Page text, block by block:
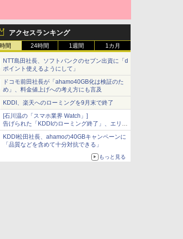
アクセスランキング
間 24時間 1週間 1カ月
NTT島田社長、ソフトバンクのセブン出資に「d
ポイント使えるようにして」
ドコモ前田社長が「ahamo40GB化は検証のた
め」、料金値上げへの考え方にも言及
KDDI、楽天へのローミングを9月末で終了
[石川温の「スマホ業界 Watch」]
告げられた「KDDIのローミング終了」、エリア
マップの落とし穴と楽天モバイルの課題
KDDI松田社長、ahamoの40GBキャンペーンに
「品質などを含めて十分対抗できる」
もっと見る